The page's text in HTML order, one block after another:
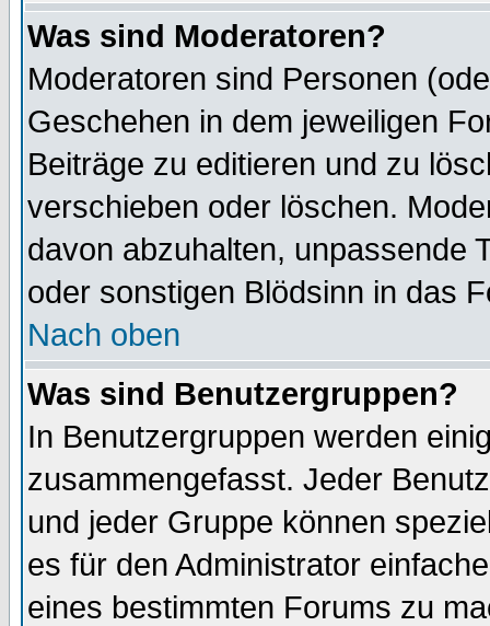
Was sind Moderatoren?
Moderatoren sind Personen
Geschehen in dem jeweiligen
Beiträge zu editieren und zu
verschieben oder löschen.
davon abzuhalten, unpassende
oder sonstigen Blödsinn in das
Nach oben
Was sind Benutzergruppen?
In Benutzergruppen werden
zusammengefasst. Jeder
und jeder Gruppe können
es für den Administrator
eines bestimmten Forums zu